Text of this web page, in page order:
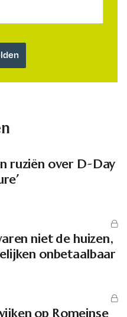
ruziën over D-Day
niet de huizen,
onbetaalbaar
op Romeinse